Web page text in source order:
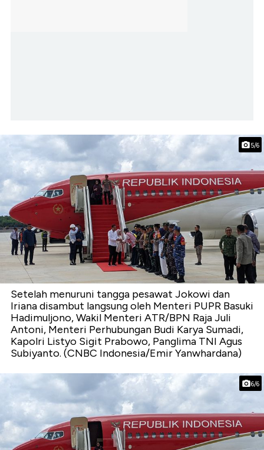
5/6
Setelah menuruni tangga pesawat Jokowi dan
Iriana disambut langsung oleh Menteri PUPR Basuki
Hadimuljono, Wakil Menteri ATR/BPN Raja Juli
Antoni, Menteri Perhubungan Budi Karya Sumadi,
Kapolri Listyo Sigit Prabowo, Panglima TNI Agus
Subiyanto. (CNBC Indonesia/Emir Yanwhardana)
6/6